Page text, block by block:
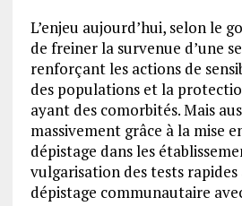
L’enjeu aujourd’hui, selon le
de freiner la survenue d’une
renforçant les actions de
des populations et la
ayant des comorbités. Mais
massivement grâce à la mise
dépistage dans les
vulgarisation des tests
dépistage communautaire